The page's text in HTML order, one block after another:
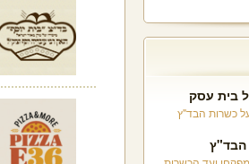
בית עסק
כשרות הבד"ץ
הבד"ץ